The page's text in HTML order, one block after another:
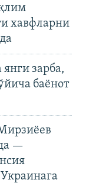
хавфларни
янги зарба,
баёнот
—